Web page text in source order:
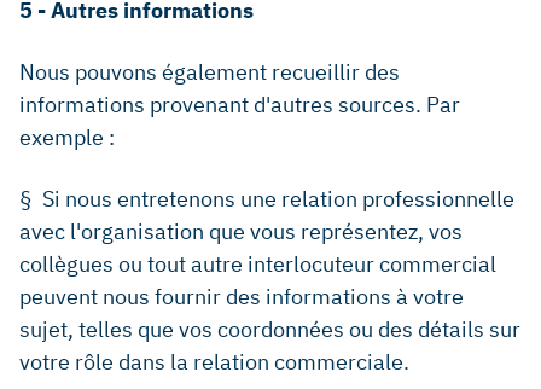
5 - Autres informations
Nous pouvons également recueillir des
informations provenant d'autres sources. Par
exemple :
§ Si nous entretenons une relation professionnelle
avec l'organisation que vous représentez, vos
collègues ou tout autre interlocuteur commercial
peuvent nous fournir des informations à votre
sujet, telles que vos coordonnées ou des détails sur
votre rôle dans la relation commerciale.